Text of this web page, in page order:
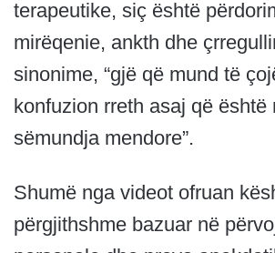
terapeutike, siç është
mirëqenie, ankth dhe
sinonime, “gjë që mund të
konfuzion rreth asaj që është
sëmundja mendore”.
Shumë nga videot ofruan
përgjithshme bazuar në